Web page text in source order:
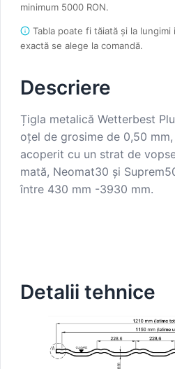
minimum 5000 RON.
Tabla poate fi tăiată și la
exactă se alege la comandă.
Descriere
Țigla metalică Wetterbest
oțel de grosime de 0,50
acoperit cu un strat de
mată, Neomat30 și
între 430 mm -3930 mm.
Detalii tehnice